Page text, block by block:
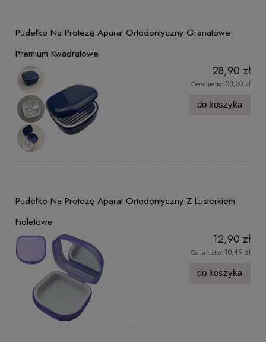
Pudełko Na Protezę Aparat Ortodontyczny Granatowe
Premium Kwadratowe
28,90 zł
Cena netto: 23,50 zł
do koszyka
Pudełko Na Protezę Aparat Ortodontyczny Z Lusterkiem
Fioletowe
12,90 zł
Cena netto: 10,49 zł
do koszyka